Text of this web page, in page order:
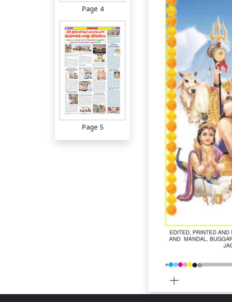
Page 4
Page 5